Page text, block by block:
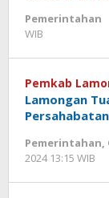
Pemerintahan
WIB
Pemkab
Lamongan
Pemerintahan,
2024 13:15 WIB